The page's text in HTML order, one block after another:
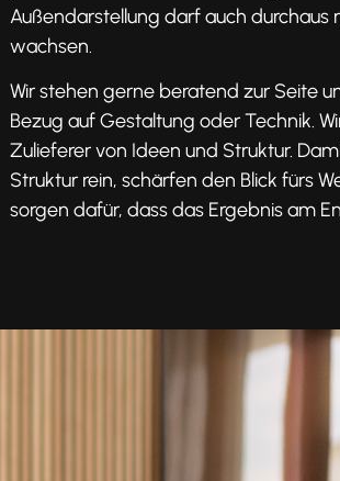
Außendarstellung darf auch durchaus
wachsen.
Wir stehen gerne beratend zur Seite
Bezug auf Gestaltung oder Technik.
Zulieferer von Ideen und Struktur.
Struktur rein, schärfen den Blick fürs
sorgen dafür, dass das Ergebnis am